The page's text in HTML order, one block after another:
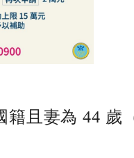
且妻為 44 歲